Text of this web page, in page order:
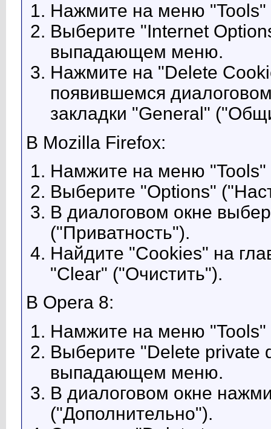
Нажмите на меню "Tools"
Выберите "Internet
выпадающем меню.
Нажмите на "Delete
появившемся
закладки "General"
В Mozilla Firefox:
Намжите на меню
Выберите "Options"
В диалоговом окне
("Приватность").
Найдите "Cookies" на
"Clear" ("Очистить").
В Opera 8:
Намжите на меню "Tools"
Выберите "Delete private
выпадающем меню.
В диалоговом окне
("Дополнительно").